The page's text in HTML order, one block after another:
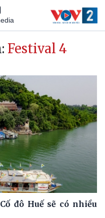
Festival 4
đô Huế sẽ có nhiều